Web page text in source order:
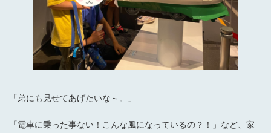
「弟にも見せてあげたいな～。」
「電車に乗った事ない！こんな風になっているの？！」など、家